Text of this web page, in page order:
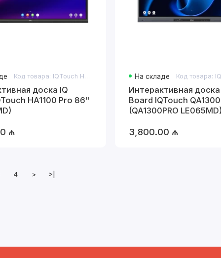
Код товара: IQTouch HA1100 Pro 86"
доска IQ
HA1100 Pro 86"
₼
На складе
Интерактивная доска
Board IQTouch
(QA1300PRO LE065MD)
3,800.00 ₼
4 > >|